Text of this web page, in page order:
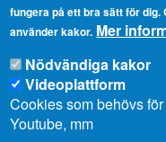
Strandgatan 37,
Telefonnummer:
+358 18 25000
E-
post:
info@lagtinget.ax
Fler:
Kontakta
fungera på ett bra sätt för
använder kakor. Mer
Nödvändiga kakor
Videoplattform
Cookies som behövs
Youtube, mm